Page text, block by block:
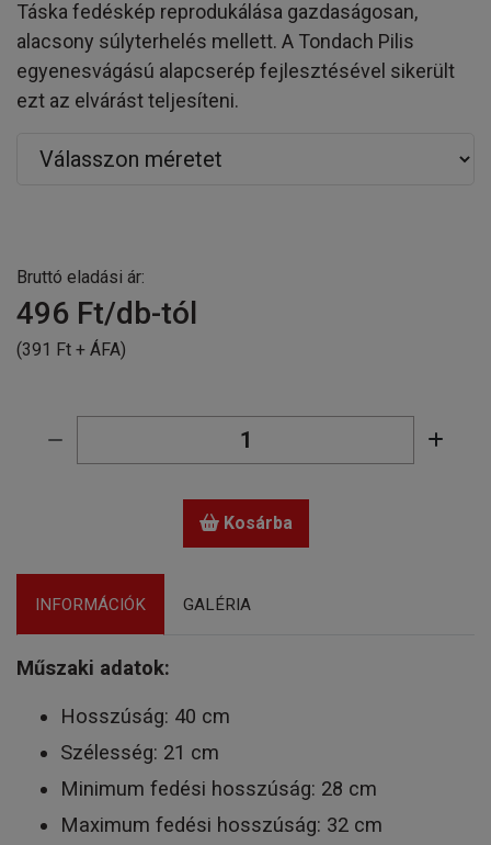
Táska fedéskép reprodukálása gazdaságosan,
alacsony súlyterhelés mellett. A Tondach Pilis
egyenesvágású alapcserép fejlesztésével sikerült
ezt az elvárást teljesíteni.
Bruttó eladási ár:
496 Ft/db-tól
(391 Ft + ÁFA)
Kosárba
INFORMÁCIÓK GALÉRIA
Műszaki adatok:
Hosszúság: 40 cm
Szélesség: 21 cm
Minimum fedési hosszúság: 28 cm
Maximum fedési hosszúság: 32 cm